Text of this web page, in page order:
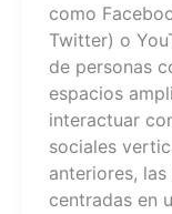
como
Twitter) o
de personas
espacios
interactuar
sociales
anteriores,
centradas en